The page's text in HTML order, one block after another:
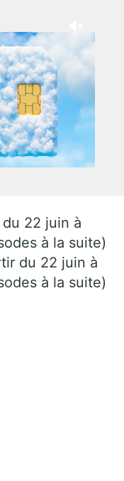
22 juin à
à la suite)
du 22 juin à
à la suite)